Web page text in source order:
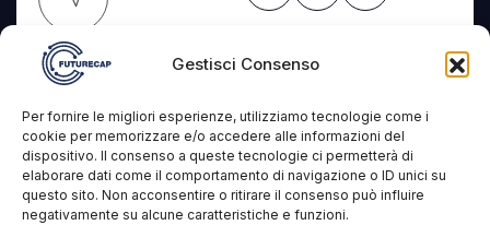
Gestisci Consenso
Per fornire le migliori esperienze, utilizziamo tecnologie come i
cookie per memorizzare e/o accedere alle informazioni del
dispositivo. Il consenso a queste tecnologie ci permetterà di
elaborare dati come il comportamento di navigazione o ID unici su
questo sito. Non acconsentire o ritirare il consenso può influire
negativamente su alcune caratteristiche e funzioni.
Contacts
Futurecap s.r.l.s.
VAT: 09327431210
The
Company
Projects
Services
IT Consulting
Development